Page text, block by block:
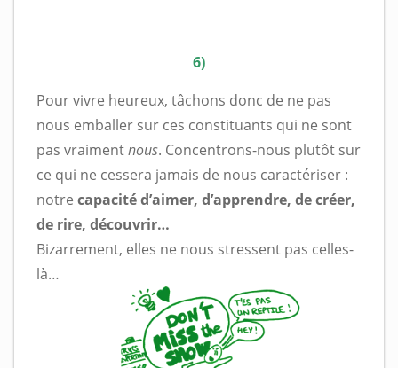
6)
Pour vivre heureux, tâchons donc de ne pas
nous emballer sur ces constituants qui ne sont
pas vraimentnous. Concentrons-nous plutôt sur
ce qui ne cessera jamais de nous caractériser :
notre capacité d’aimer, d’apprendre, de créer,
de rire, découvrir…
Bizarrement, elles ne nous stressent pas celles-
là…